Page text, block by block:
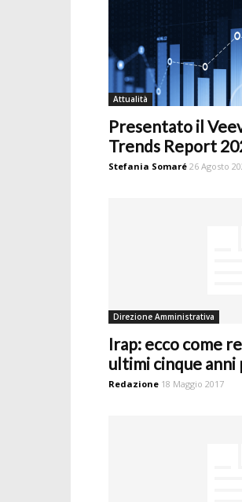
Attualità
Presentato il
Trends Report
Stefania Somaré 26 Agosto
Direzione Amministrativa
Irap: ecco come
ultimi cinque anni
Redazione 18 Maggio 2017